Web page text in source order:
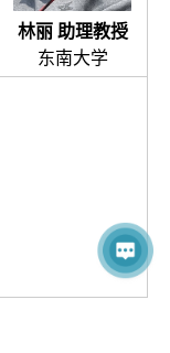
林丽 助理教授
东南大学